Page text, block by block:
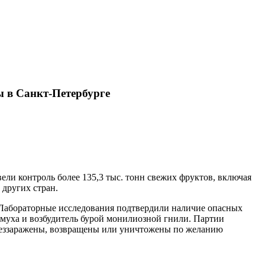
в Санкт-Петербурге
контроль более 135,3 тыс. тонн свежих фруктов, включая
стран.
исследования подтвердили наличие опасных
и возбудитель бурой монилиозной гнили. Партии
возвращены или уничтожены по желанию